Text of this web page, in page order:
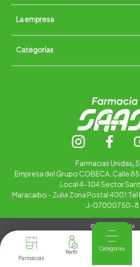
Farmacias
Categorías
Contacto vía WhatsApp
Términos y condiciones
La empresa
Quiénes somos
Trabaja con nosotros
Categorías
Farmacias Unidas,
Empresa del Grupo COBECA. Calle
Local 4-104 Sector
Maracaibo - Zulia Zona Postal 4001
J-07000750-8
© Copyright 2026
Tienda Virtual desarrollada por
Tecnología